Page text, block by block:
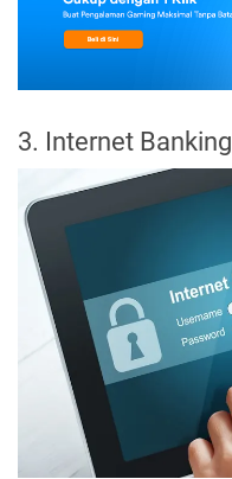
3. Internet Banking